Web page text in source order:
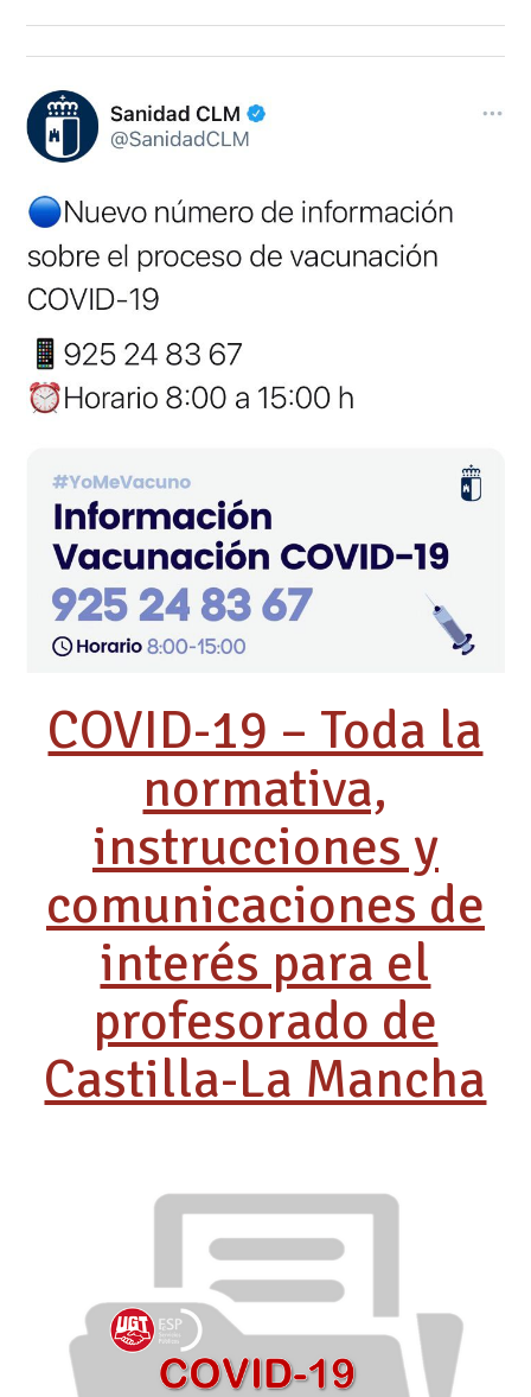
COVID-19 – Toda la
normativa,
instrucciones y
comunicaciones de
interés para el
profesorado de
Castilla-La Mancha